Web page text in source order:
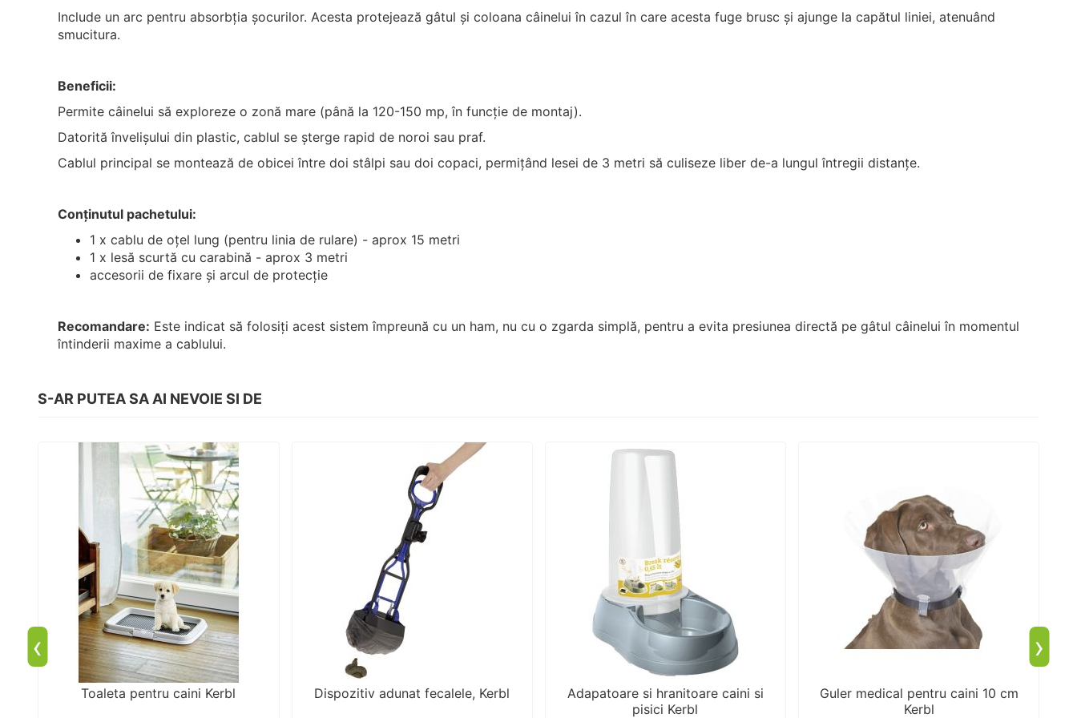
Include un arc pentru absorbția șocurilor. Acesta protejează gâtul și coloana câinelui în cazul în care acesta fuge brusc și ajunge la capătul liniei, atenuând
smucitura.
Beneficii:
Permite câinelui să exploreze o zonă mare (până la 120-150 mp, în funcție de montaj).
Datorită învelișului din plastic, cablul se șterge rapid de noroi sau praf.
Cablul principal se montează de obicei între doi stâlpi sau doi copaci, permițând lesei de 3 metri să culiseze liber de-a lungul întregii distanțe.
Conținutul pachetului:
1 x cablu de oțel lung (pentru linia de rulare) - aprox 15 metri
1 x lesă scurtă cu carabină - aprox 3 metri
accesorii de fixare și arcul de protecție
Recomandare: Este indicat să folosiți acest sistem împreună cu un ham, nu cu o zgarda simplă, pentru a evita presiunea directă pe gâtul câinelui în momentul
întinderii maxime a cablului.
S-AR PUTEA SA AI NEVOIE SI DE
Toaleta pentru caini Kerbl Dispozitiv adunat fecalele, Kerbl
Adapatoare si hranitoare caini si
pisici Kerbl
Guler medical pentru caini 10 cm
Kerbl
‹ ›